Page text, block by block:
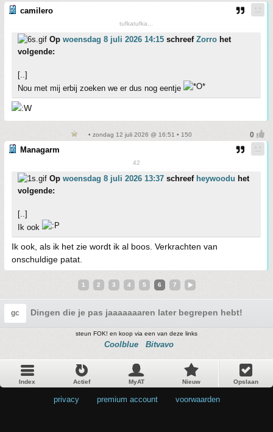
camilero
tufkatufka...
Op woensdag 8 juli 2026 14:15 schreef Zorro het
volgende:
[..]
Nou met mij erbij zoeken we er dus nog eentje
• zondag 12 juli 2026 @ 16:51 • 150
Managarm
42
Op woensdag 8 juli 2026 13:37 schreef heywoodu het
volgende:
[..]
Ik ook
Ik ook, als ik het zie wordt ik al boos. Verkrachten van
onschuldige patat.
1 2 3 4 5 6 7
gc Dingen die je pas jaaaaaaaren later begrepen hebt! Deel
steun FOK! en koop via een van deze links
Coolblue Bitvavo
Index Actief MyAT Nieuw Opslaan
privacy premium account voorwaarden